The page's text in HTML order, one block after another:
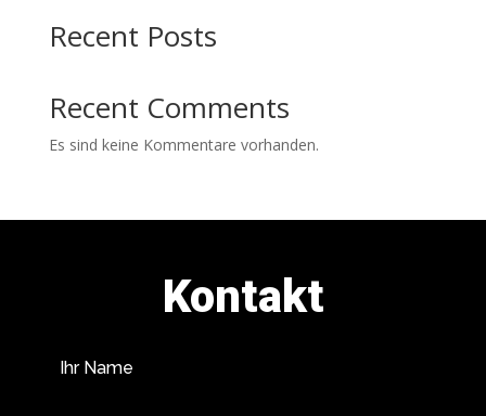
Recent Posts
Recent Comments
Es sind keine Kommentare vorhanden.
Kontakt
Ihr Name